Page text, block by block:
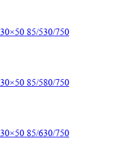
85/530/750
85/580/750
85/630/750